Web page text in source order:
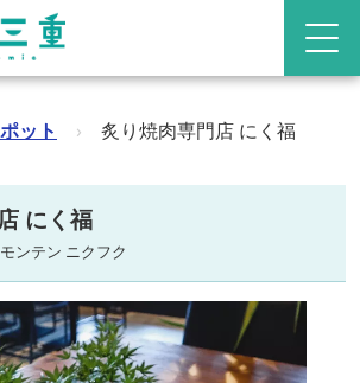
ット › 炙り焼肉専門店 にく福
にく福
ンテン ニクフク